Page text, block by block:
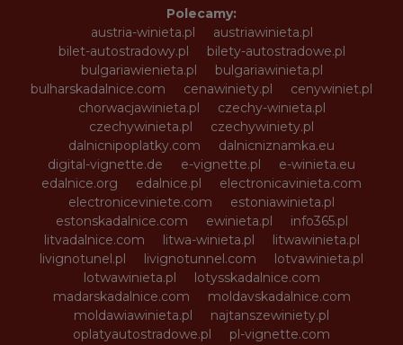
Polecamy:
austria-winieta.pl
austriawinieta.pl
bilet-autostradowy.pl
bilety-autostradowe.pl
bulgariawienieta.pl
bulgariawinieta.pl
bulharskadalnice.com
cenawiniety.pl
cenywiniet.pl
chorwacjawinieta.pl
czechy-winieta.pl
czechywinieta.pl
czechywiniety.pl
dalnicnipoplatky.com
dalnicniznamka.eu
digital-vignette.de
e-vignette.pl
e-winieta.eu
edalnice.org
edalnice.pl
electronicavinieta.com
electroniceviniete.com
estoniawinieta.pl
estonskadalnice.com
ewinieta.pl
info365.pl
litvadalnice.com
litwa-winieta.pl
litwawinieta.pl
livignotunel.pl
livignotunnel.com
lotvawinieta.pl
lotwawinieta.pl
lotysskadalnice.com
madarskadalnice.com
moldavskadalnice.com
moldawiawinieta.pl
najtanszewiniety.pl
oplatyautostradowe.pl
pl-vignette.com